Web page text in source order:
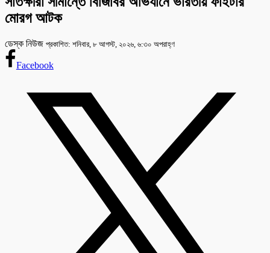
মোরগ আটক
ডেস্ক নিউজ প্রকাশিত: শনিবার, ৮ আগস্ট, ২০২৬, ৬:৩০ অপরাহ্ণ
Facebook